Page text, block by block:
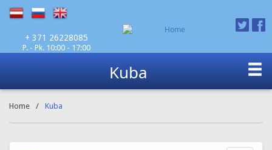
+ 371 26228085
P. - Pk. 10:00 - 17:00
Kuba
Home / Kuba